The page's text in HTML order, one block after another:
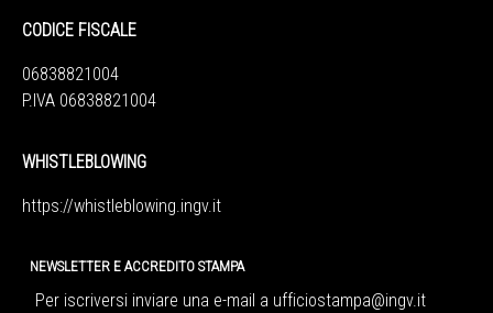
CODICE FISCALE
06838821004
P.IVA 06838821004
WHISTLEBLOWING
https://whistleblowing.ingv.it
NEWSLETTER E ACCREDITO STAMPA
Per iscriversi inviare una e-mail a ufficiostampa@ingv.it